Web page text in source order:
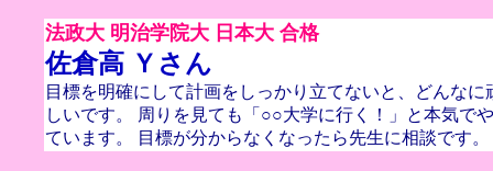
法政大 明治学院大 日本大 合格
佐倉高 Ｙさん
目標を明確にして計画をしっかり立てないと、どんなに
しいです。 周りを見ても「○○大学に行く！」と本気で
ています。 目標が分からなくなったら先生に相談です。